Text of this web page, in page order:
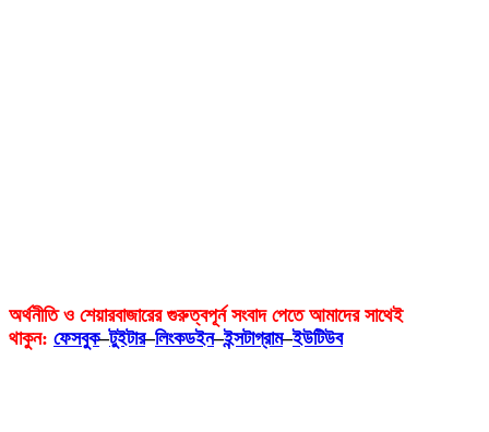
অর্থনীতি ও শেয়ারবাজারের গুরুত্বপূর্ন সংবাদ পেতে আমাদের সাথেই
থাকুন: ফেসবুক–টুইটার–লিংকডইন–ইন্সটাগ্রাম–ইউটিউব